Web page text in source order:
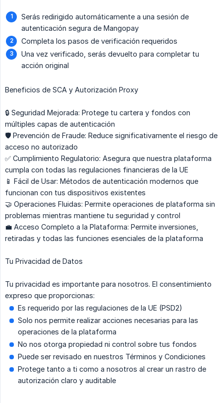
Serás redirigido automáticamente a una sesión de
autenticación segura de Mangopay
Completa los pasos de verificación requeridos
Una vez verificado, serás devuelto para completar tu
acción original
Beneficios de SCA y Autorización Proxy
🔒 Seguridad Mejorada: Protege tu cartera y fondos con
múltiples capas de autenticación
🛡️ Prevención de Fraude: Reduce significativamente el riesgo de
acceso no autorizado
✅ Cumplimiento Regulatorio: Asegura que nuestra plataforma
cumpla con todas las regulaciones financieras de la UE
📱 Fácil de Usar: Métodos de autenticación modernos que
funcionan con tus dispositivos existentes
🤝 Operaciones Fluidas: Permite operaciones de plataforma sin
problemas mientras mantiene tu seguridad y control
💼 Acceso Completo a la Plataforma: Permite inversiones,
retiradas y todas las funciones esenciales de la plataforma
Tu Privacidad de Datos
Tu privacidad es importante para nosotros. El consentimiento
expreso que proporcionas:
Es requerido por las regulaciones de la UE (PSD2)
Solo nos permite realizar acciones necesarias para las
operaciones de la plataforma
No nos otorga propiedad ni control sobre tus fondos
Puede ser revisado en nuestros Términos y Condiciones
Protege tanto a ti como a nosotros al crear un rastro de
autorización claro y auditable